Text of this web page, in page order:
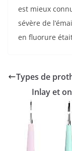
est mieux
sévère de
en fluorure
Types de
Inlay et